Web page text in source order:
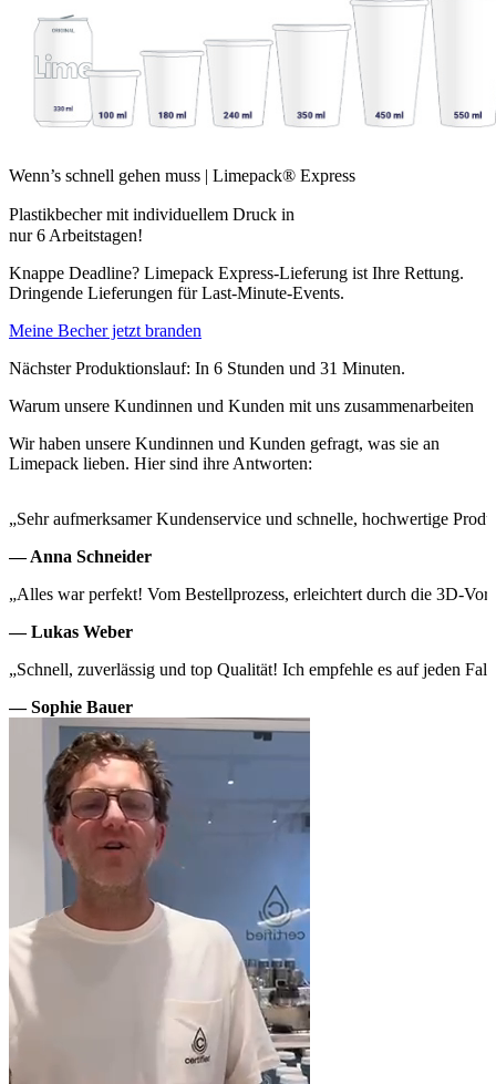
Wenn’s schnell gehen muss | Limepack® Express
Plastikbecher mit individuellem Druck in
nur6 Arbeitstagen!
Knappe Deadline? Limepack Express-Lieferung ist Ihre Rettung.
Dringende Lieferungen für Last-Minute-Events.
Meine Becher jetzt branden
Nächster Produktionslauf: In 6 Stunden und 31 Minuten.
Warum unsere Kundinnen und Kunden mit uns zusammenarbeiten
Wir haben unsere Kundinnen und Kunden gefragt, was sie an
Limepack lieben. Hier sind ihre Antworten:
„Sehr aufmerksamer Kundenservice und schnelle, hochwertige
— Anna Schneider
„Alles war perfekt! Vom Bestellprozess, erleichtert durch die 3D-
— Lukas Weber
„Schnell, zuverlässig und top Qualität! Ich empfehle es auf jeden Fall
— Sophie Bauer